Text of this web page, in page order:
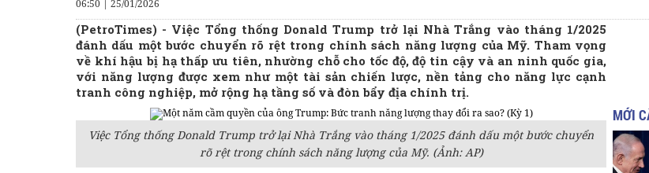
06:50 | 25/01/2026
(PetroTimes) - Việc Tổng thống Donald Trump trở lại Nhà Trắng vào tháng 1/2025
đánh dấu một bước chuyển rõ rệt trong chính sách năng lượng của Mỹ. Tham vọng
về khí hậu bị hạ thấp ưu tiên, nhường chỗ cho tốc độ, độ tin cậy và an ninh quốc gia,
với năng lượng được xem như một tài sản chiến lược, nền tảng cho năng lực cạnh
tranh công nghiệp, mở rộng hạ tầng số và đòn bẩy địa chính trị.
Việc Tổng thống Donald Trump trở lại Nhà Trắng vào tháng 1/2025 đánh dấu một bước chuyển
rõ rệt trong chính sách năng lượng của Mỹ. (Ảnh: AP)
MỚI